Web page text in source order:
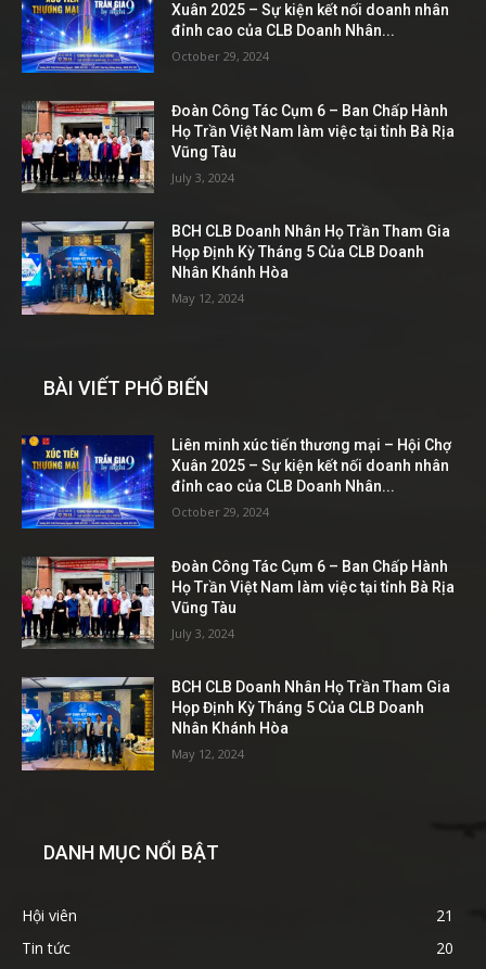
Xuân 2025 – Sự kiện kết nối doanh nhân
đỉnh cao của CLB Doanh Nhân...
October 29, 2024
Đoàn Công Tác Cụm 6 – Ban Chấp Hành
Họ Trần Việt Nam làm việc tại tỉnh Bà Rịa
Vũng Tàu
July 3, 2024
BCH CLB Doanh Nhân Họ Trần Tham Gia
Họp Định Kỳ Tháng 5 Của CLB Doanh
Nhân Khánh Hòa
May 12, 2024
BÀI VIẾT PHỔ BIẾN
Liên minh xúc tiến thương mại – Hội Chợ
Xuân 2025 – Sự kiện kết nối doanh nhân
đỉnh cao của CLB Doanh Nhân...
October 29, 2024
Đoàn Công Tác Cụm 6 – Ban Chấp Hành
Họ Trần Việt Nam làm việc tại tỉnh Bà Rịa
Vũng Tàu
July 3, 2024
BCH CLB Doanh Nhân Họ Trần Tham Gia
Họp Định Kỳ Tháng 5 Của CLB Doanh
Nhân Khánh Hòa
May 12, 2024
DANH MỤC NỔI BẬT
Hội viên
21
Tin tức
20